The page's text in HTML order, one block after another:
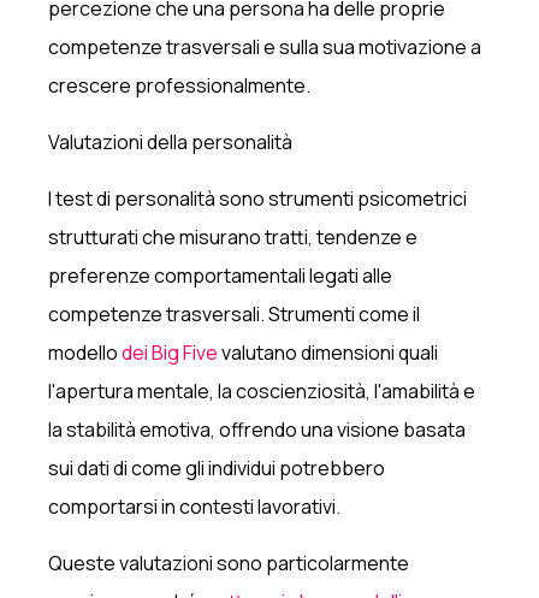
percezione che una persona ha delle proprie
competenze trasversali e sulla sua motivazione a
crescere professionalmente.
Valutazioni della personalità
I test di personalità sono strumenti psicometrici
strutturati che misurano tratti, tendenze e
preferenze comportamentali legati alle
competenze trasversali. Strumenti come il
modellodei Big Fivevalutano dimensioni quali
l'apertura mentale, la coscienziosità, l'amabilità e
la stabilità emotiva, offrendo una visione basata
sui dati di come gli individui potrebbero
comportarsi in contesti lavorativi.
Queste valutazioni sono particolarmente